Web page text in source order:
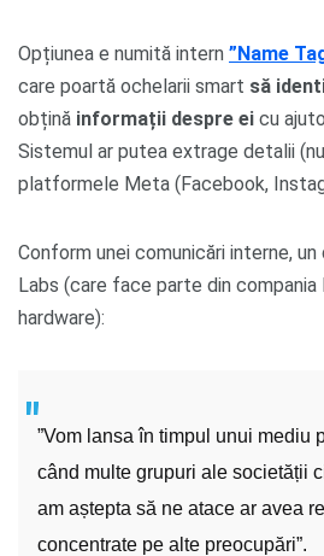
Opțiunea e numită intern ”Name
care poartă ochelarii smart să
obțină informații despre ei cu
Sistemul ar putea extrage detalii
platformele Meta (Facebook,
Conform unei comunicări interne,
Labs (care face parte din
hardware):
”Vom lansa în timpul unui mediu
când multe grupuri ale societății
am aștepta să ne atace ar avea
concentrate pe alte preocupări”.